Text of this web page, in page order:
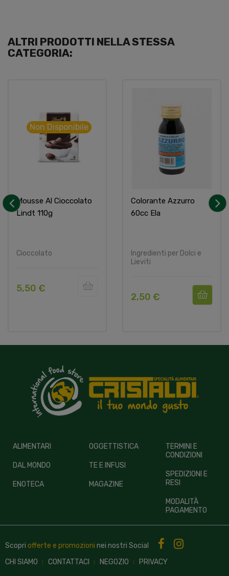
ALTRI PRODOTTI NELLA STESSA
CATEGORIA:
Mousse Al Cioccolato
Lindt 110g
Cioccolato
Non Disponibile
5,50 €
Colorante Azzurro
60cc Ela
Ingredienti per Dolci e
Lieviti
2,50 €
ALIMENTARI
DAL MONDO
ENOTECA
OGGETTISTICA
TE E INFUSI
MAGAZINE
TERMINI E
CONDIZIONI
SPEDIZIONI E
RESI
MODALITÀ
PAGAMENTO
Scopri offerte e promozioni nei nostri Social
CHI SIAMO
CONTATTACI NEGOZIO PRIVACY